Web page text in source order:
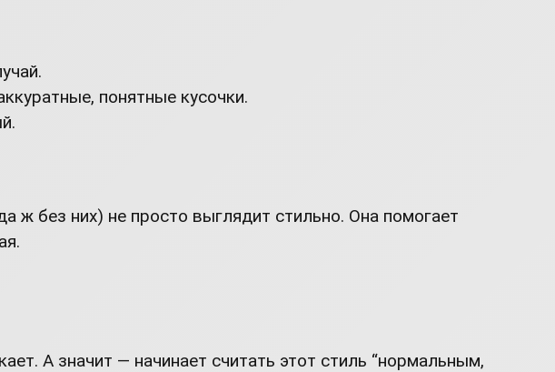
понятные кусочки.
ж без них) не просто выглядит стильно. Она помогает
А значит — начинает считать этот стиль “нормальным,